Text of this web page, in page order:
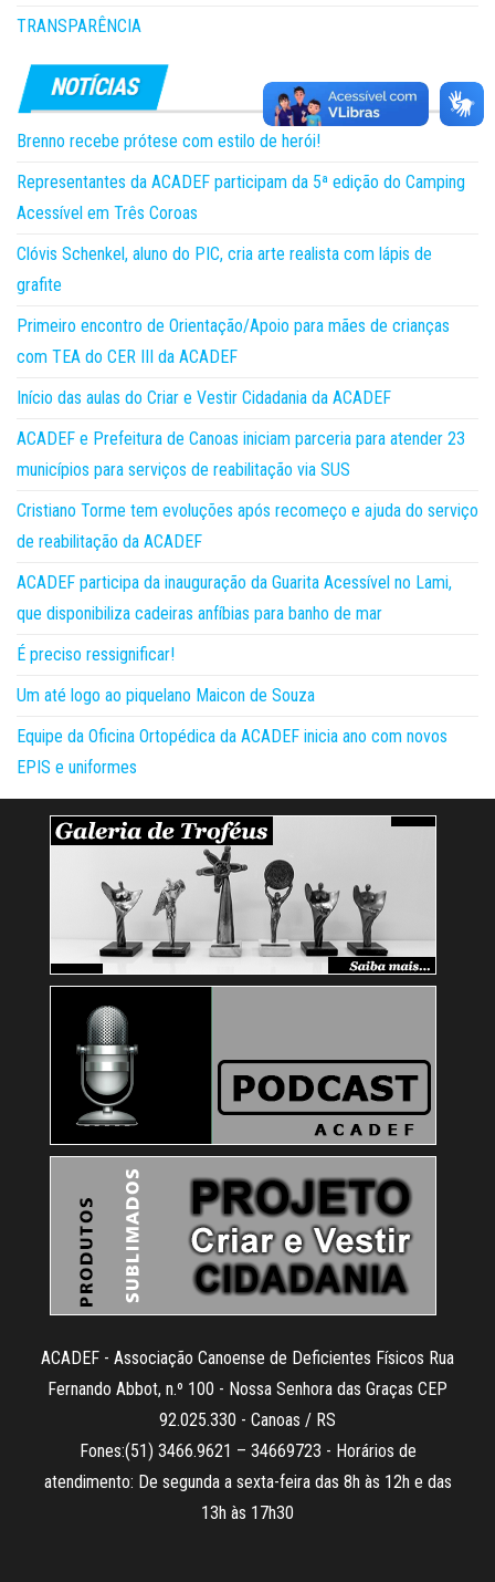
TRANSPARÊNCIA
Brenno recebe prótese com estilo de herói!
Representantes da ACADEF participam da 5ª edição do Camping
Acessível em Três Coroas
Clóvis Schenkel, aluno do PIC, cria arte realista com lápis de
grafite
Primeiro encontro de Orientação/Apoio para mães de crianças
com TEA do CER III da ACADEF
Início das aulas do Criar e Vestir Cidadania da ACADEF
ACADEF e Prefeitura de Canoas iniciam parceria para atender 23
municípios para serviços de reabilitação via SUS
Cristiano Torme tem evoluções após recomeço e ajuda do serviço
de reabilitação da ACADEF
ACADEF participa da inauguração da Guarita Acessível no Lami,
que disponibiliza cadeiras anfíbias para banho de mar
É preciso ressignificar!
Um até logo ao piquelano Maicon de Souza
Equipe da Oficina Ortopédica da ACADEF inicia ano com novos
EPIS e uniformes
ACADEF - Associação Canoense de Deficientes Físicos Rua
Fernando Abbot, n.º 100 - Nossa Senhora das Graças CEP
92.025.330 - Canoas / RS
Fones:(51) 3466.9621 – 34669723 - Horários de
atendimento: De segunda a sexta-feira das 8h às 12h e das
13h às 17h30